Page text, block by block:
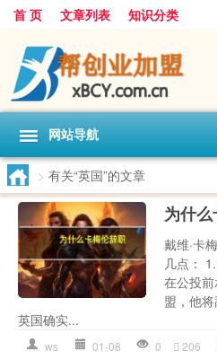
首 页 文章列表 知识分类
网站导航
> 有关“英国”的文章
为什
戴维·卡
几点：
在公投
盟，他
英国确实...
ws 01-08 0 206